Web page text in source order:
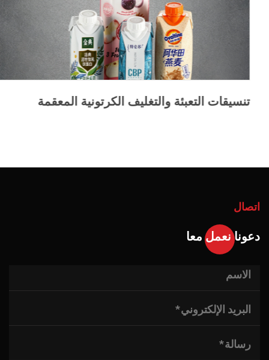
تنسيقات التعبئة والتغليف الكرتونية المعقمة
اتصال
دعونا نعمل معا